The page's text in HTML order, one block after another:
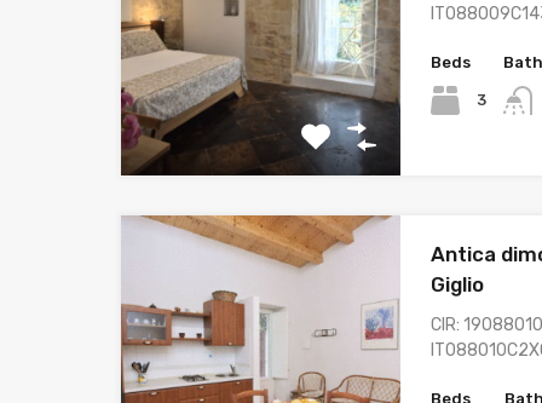
Beds
3
Antica
Giglio
CIR:
Beds